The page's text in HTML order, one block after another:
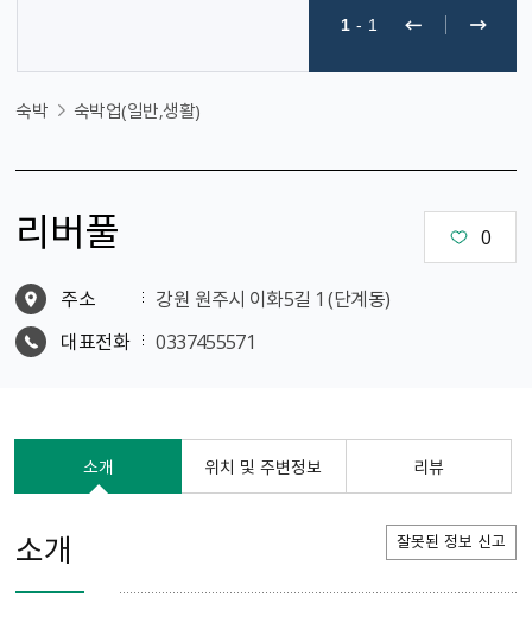
1 - 1
숙박 숙박업(일반,생활)
리버풀 0
주소
강원 원주시 이화5길 1 (단계동)
대표전화
0337455571
소개 위치 및 주변정보 리뷰
소개 잘못된 정보 신고